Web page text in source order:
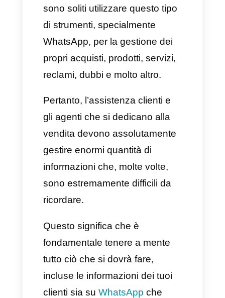
utilizzano più comunicare via
email, il 95% di loro infatti,
utilizza WhatsApp o altre app di
messaggistica istantanea come
Instagram o Facebook. Questo
significa che anche molti utenti
sono soliti utilizzare questo tipo
di strumenti, specialmente
WhatsApp, per la gestione dei
propri acquisti, prodotti, servizi,
Pertanto, l’assistenza clienti e
gli agenti che si dedicano alla
vendita devono assolutamente